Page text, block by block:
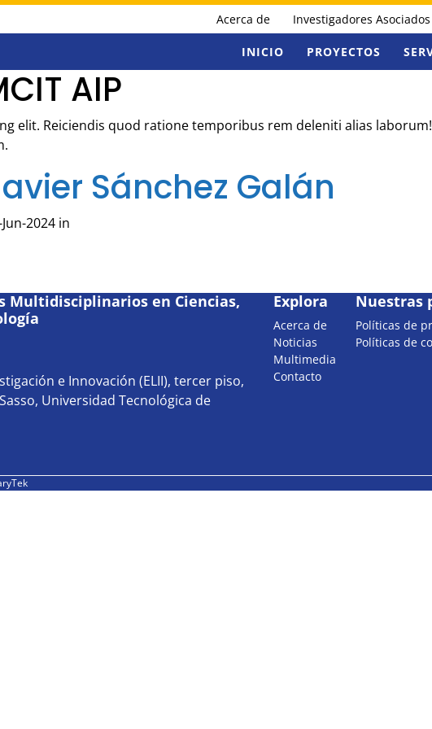
Acerca de Investigadores Asociados
INICIO PROYECTOS
AIP
elit. Reiciendis quod ratione temporibus rem deleniti alias
Sánchez Galán
2024 in
Multidisciplinarios en Ciencias,
e Innovación (ELII), tercer piso,
Universidad Tecnológica de
Explora
Acerca de
Noticias
Multimedia
Contacto
Nuestras
Políticas de
Políticas de